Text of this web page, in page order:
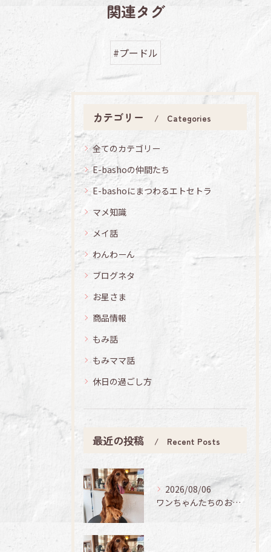
関連タグ
#プードル
カテゴリー Categories
全てのカテゴリー
E-bashoの仲間たち
E-bashoにまつわるエトセトラ
マメ知識
メイ話
わんわーん
ブログネタ
お星さま
商品情報
もみ話
もみママ話
休日の過ごし方
最近の投稿 Recent Posts
2026/08/06
ワンちゃんたちのお手入れ日記🐶✨